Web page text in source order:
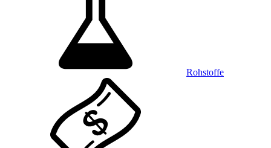
Rohstoffe